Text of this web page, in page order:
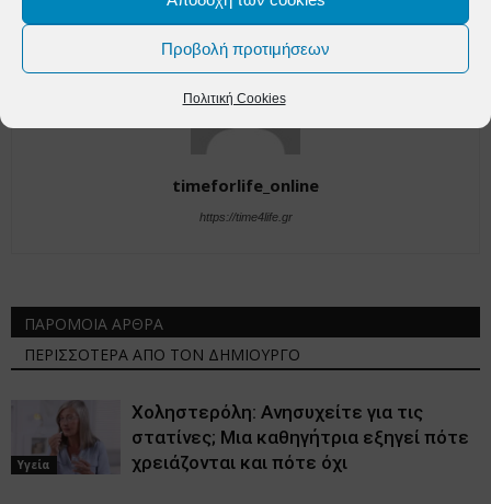
Προβολή προτιμήσεων
Πολιτική Cookies
timeforlife_online
https://time4life.gr
ΠΑΡΟΜΟΙΑ ΑΡΘΡΑ
ΠΕΡΙΣΣΟΤΕΡΑ ΑΠΟ ΤΟΝ ΔΗΜΙΟΥΡΓΟ
Υγεία
Χοληστερόλη: Ανησυχείτε για τις
στατίνες; Μια καθηγήτρια εξηγεί πότε
χρειάζονται και πότε όχι